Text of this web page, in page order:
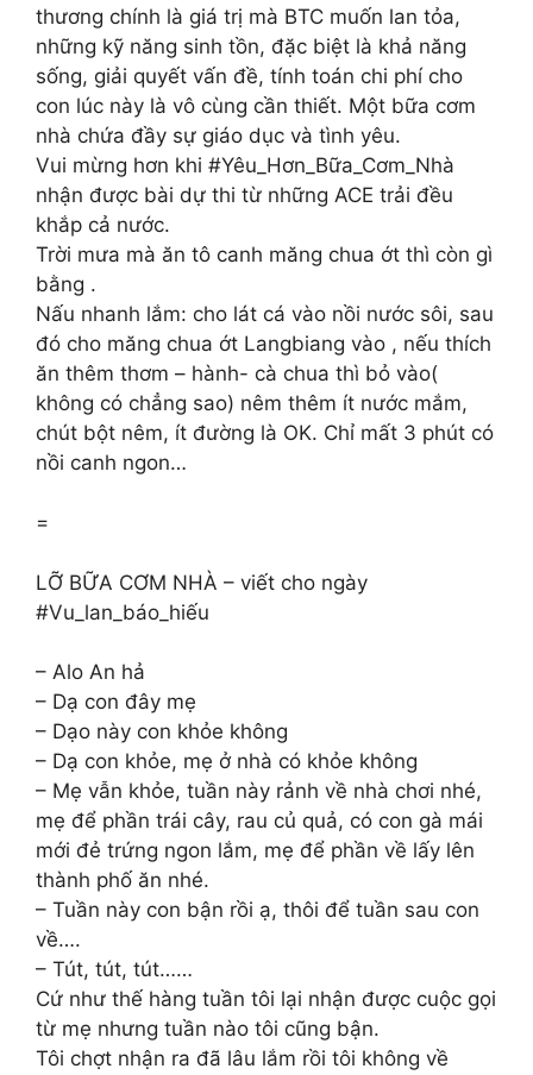
thương chính là giá trị mà BTC muốn lan tỏa,
những kỹ năng sinh tồn, đặc biệt là khả năng
sống, giải quyết vấn đề, tính toán chi phí cho
con lúc này là vô cùng cần thiết. Một bữa cơm
nhà chứa đầy sự giáo dục và tình yêu.
Vui mừng hơn khi #Yêu_Hơn_Bữa_Cơm_Nhà
nhận được bài dự thi từ những ACE trải đều
khắp cả nước.
Trời mưa mà ăn tô canh măng chua ớt thì còn gì
bằng .
Nấu nhanh lắm: cho lát cá vào nồi nước sôi, sau
đó cho măng chua ớt Langbiang vào , nếu thích
ăn thêm thơm – hành- cà chua thì bỏ vào(
không có chẳng sao) nêm thêm ít nước mắm,
chút bột nêm, ít đường là OK. Chỉ mất 3 phút có
nồi canh ngon…
=
LỠ BỮA CƠM NHÀ – viết cho ngày
#Vu_lan_báo_hiếu
– Alo An hả
– Dạ con đây mẹ
– Dạo này con khỏe không
– Dạ con khỏe, mẹ ở nhà có khỏe không
– Mẹ vẫn khỏe, tuần này rảnh về nhà chơi nhé,
mẹ để phần trái cây, rau củ quả, có con gà mái
mới đẻ trứng ngon lắm, mẹ để phần về lấy lên
thành phố ăn nhé.
– Tuần này con bận rồi ạ, thôi để tuần sau con
về….
– Tút, tút, tút……
Cứ như thế hàng tuần tôi lại nhận được cuộc gọi
từ mẹ nhưng tuần nào tôi cũng bận.
Tôi chợt nhận ra đã lâu lắm rồi tôi không về